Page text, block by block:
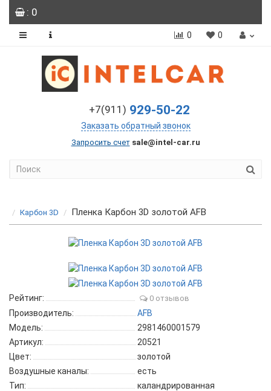
: 0
0 0
+7(911) 929-50-22
Заказать обратный звонок
Запросить счет sale@intel-car.ru
Карбон 3D Пленка Карбон 3D золотой AFB
Рейтинг: 0 отзывов
Производитель:
AFB
Модель:
2981460001579
Артикул:
20521
Цвет:
золотой
Воздушные каналы:
есть
Тип:
каландрированная